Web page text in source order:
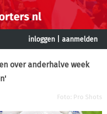
inloggen aanmelden
over anderhalve week
Foto: Pro Shots